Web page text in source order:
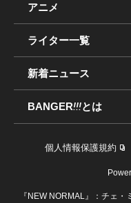
アニメ
ライター一覧
新着ニュース
BANGER!!!とは
個人情報保護規約
『NEW NORMAL』：チェ